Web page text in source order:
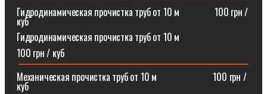
Гидродинамическая прочистка труб от 10 м⠀⠀⠀⠀⠀100 грн /
куб
Гидродинамическая прочистка труб от 10 м
100 грн / куб
Механическая прочистка труб от 10 м⠀⠀⠀⠀⠀⠀⠀⠀100 грн /
куб